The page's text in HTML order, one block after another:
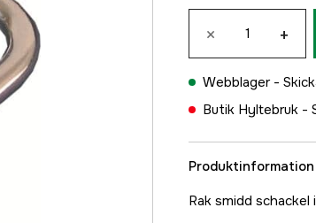
× +
Webblager -
Butik Hyltebruk -
Produktinformation
Rak smidd